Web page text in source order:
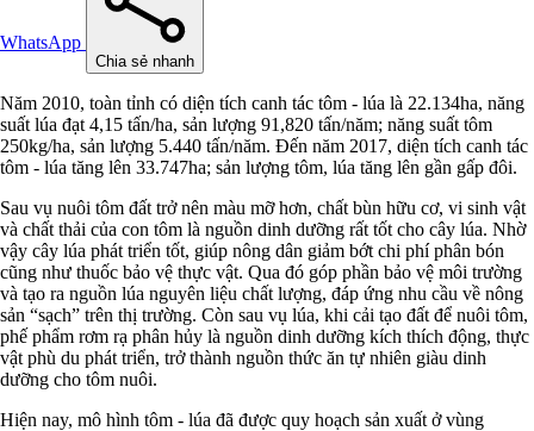
WhatsApp
Chia sẻ nhanh
Năm 2010, toàn tỉnh có diện tích canh tác tôm - lúa là 22.134ha, năng
suất lúa đạt 4,15 tấn/ha, sản lượng 91,820 tấn/năm; năng suất tôm
250kg/ha, sản lượng 5.440 tấn/năm. Đến năm 2017, diện tích canh tác
tôm - lúa tăng lên 33.747ha; sản lượng tôm, lúa tăng lên gần gấp đôi.
Sau vụ nuôi tôm đất trở nên màu mỡ hơn, chất bùn hữu cơ, vi sinh vật
và chất thải của con tôm là nguồn dinh dưỡng rất tốt cho cây lúa. Nhờ
vậy cây lúa phát triển tốt, giúp nông dân giảm bớt chi phí phân bón
cũng như thuốc bảo vệ thực vật. Qua đó góp phần bảo vệ môi trường
và tạo ra nguồn lúa nguyên liệu chất lượng, đáp ứng nhu cầu về nông
sản “sạch” trên thị trường. Còn sau vụ lúa, khi cải tạo đất để nuôi tôm,
phế phẩm rơm rạ phân hủy là nguồn dinh dưỡng kích thích động, thực
vật phù du phát triển, trở thành nguồn thức ăn tự nhiên giàu dinh
dưỡng cho tôm nuôi.
Hiện nay, mô hình tôm - lúa đã được quy hoạch sản xuất ở vùng